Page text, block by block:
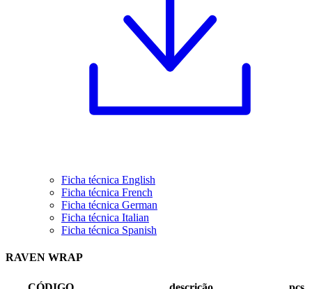
Ficha técnica English
Ficha técnica French
Ficha técnica German
Ficha técnica Italian
Ficha técnica Spanish
RAVEN WRAP